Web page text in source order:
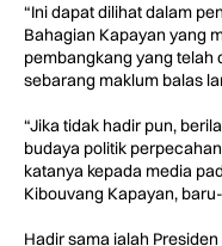
“Ini dapat dilihat dalam
Bahagian Kapayan yang
pembangkang yang telah
sebarang maklum balas
“Jika tidak hadir pun,
budaya politik
katanya kepada media
Kibouvang Kapayan,
Hadir sama ialah